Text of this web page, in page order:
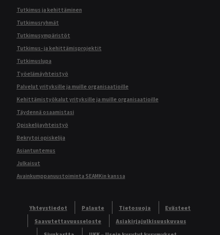
Tutkimus ja kehittäminen
Tutkimusryhmät
Tutkimusympäristöt
Tutkimus- ja kehittämisprojektit
Tutkimuslupa
Työelämäyhteistyö
Palvelut yrityksille ja muille organisaatioille
Kehittämistyökalut yrityksille ja muille organisaatioille
Täydennä osaamistasi
Opiskelijayhteistyö
Rekrytoi opiskelija
Asiantuntemus
Julkaisut
Avainkumppanuustoiminta SEAMKin kanssa
Yhteystiedot Palaute Tietosuoja
Evästeet
Saavutettavuusseloste
Asiakirjajulkisuuskuvaus